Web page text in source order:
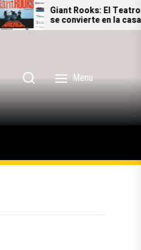
Giant Rooks: El Teatro
se convierte en la casa del
alternativo alemán
Menu